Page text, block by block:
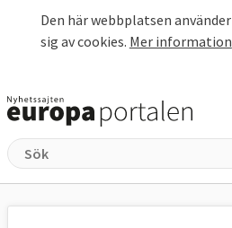
Den här webbplatsen använder
sig av cookies. Mer information